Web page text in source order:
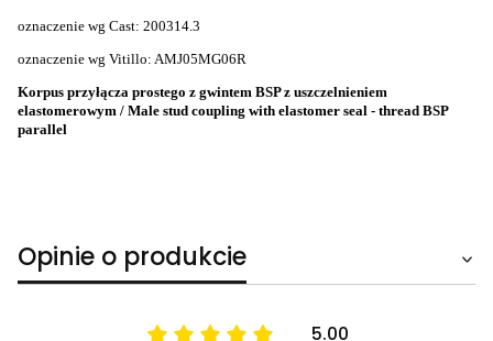
oznaczenie wg Cast: 200314.3
oznaczenie wg Vitillo: AMJ05MG06R
Korpus przyłącza prostego z gwintem BSP z uszczelnieniem
elastomerowym / Male stud coupling with elastomer seal - thread BSP
parallel
Opinie o produkcie
5.00